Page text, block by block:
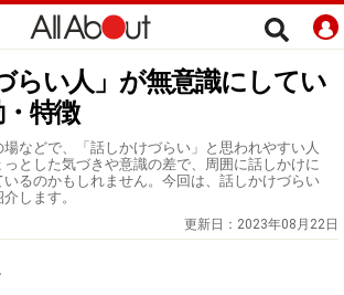
らい人」が無意識にしてい
特徴
などで、「話しかけづらい」と思われやすい人
とした気づきや意識の差で、周囲に話しかけに
いるのかもしれません。今回は、話しかけづらい
します。
更新日： 2023年08月22日